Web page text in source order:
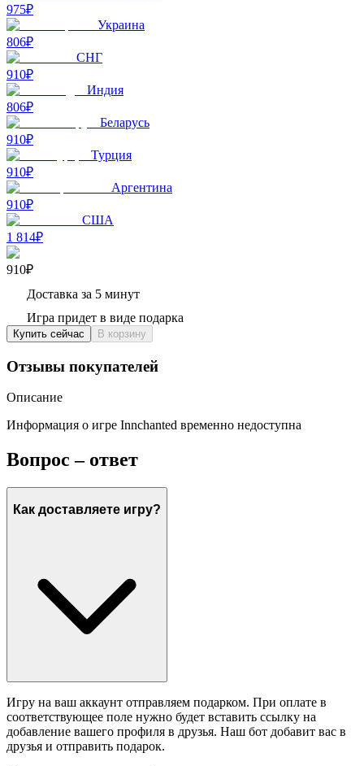
975₽
Украина
806₽
СНГ
910₽
Индия
806₽
Беларусь
910₽
Турция
910₽
Аргентина
910₽
США
1 814₽
910₽
Доставка за 5 минут
Игра придет в виде подарка
Купить сейчас В корзину
Отзывы покупателей
Описание
Информация о игре Innchanted временно недоступна
Вопрос – ответ
Как доставляете игру?
Игру на ваш аккаунт отправляем подарком. При оплате в
соответствующее поле нужно будет вставить ссылку на
добавление вашего профиля в друзья. Наш бот добавит вас в
друзья и отправить подарок.